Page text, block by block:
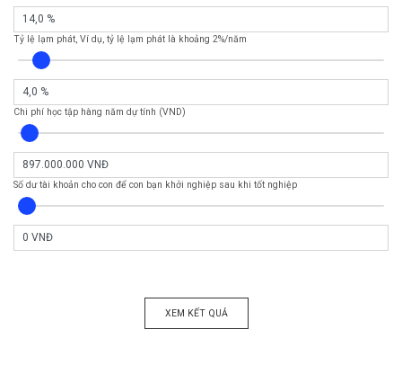
Tỷ lệ lạm phát, Ví dụ, tỷ lệ lạm phát là khoảng 2%/năm
Chi phí học tập hàng năm dự tính (VND)
Số dư tài khoản cho con để con bạn khởi nghiệp sau khi tốt nghiệp
XEM KẾT QUẢ